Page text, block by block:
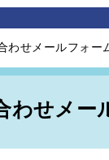
わせメールフォー
わせメー